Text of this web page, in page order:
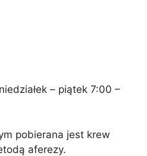
– piątek 7:00 –
pobierana jest krew
aferezy.